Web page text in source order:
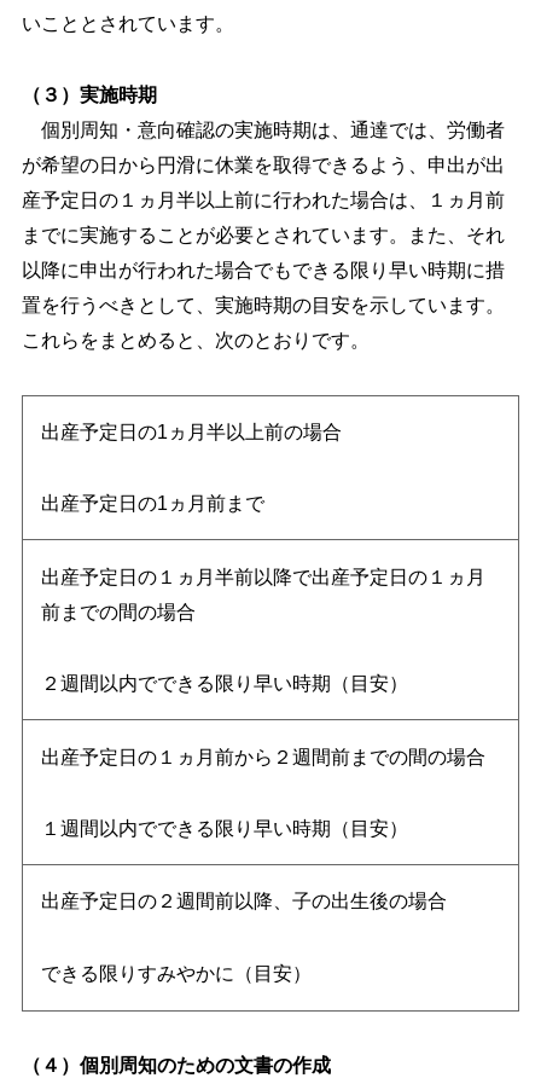
いこととされています。
（３）実施時期
個別周知・意向確認の実施時期は、通達では、労働者
が希望の日から円滑に休業を取得できるよう、申出が出
産予定日の１ヵ月半以上前に行われた場合は、１ヵ月前
までに実施することが必要とされています。また、それ
以降に申出が行われた場合でもできる限り早い時期に措
置を行うべきとして、実施時期の目安を示しています。
これらをまとめると、次のとおりです。
出産予定日の1ヵ月半以上前の場合
出産予定日の1ヵ月前まで
出産予定日の１ヵ月半前以降で出産予定日の１ヵ月
前までの間の場合
２週間以内でできる限り早い時期（目安）
出産予定日の１ヵ月前から２週間前までの間の場合
１週間以内でできる限り早い時期（目安）
出産予定日の２週間前以降、子の出生後の場合
できる限りすみやかに（目安）
（４）個別周知のための文書の作成